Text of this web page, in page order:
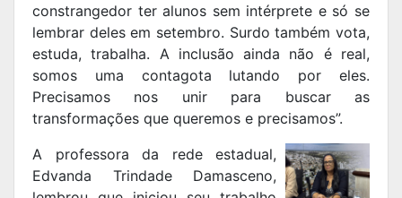
constrangedor ter alunos sem intérprete e só se
lembrar deles em setembro. Surdo também vota,
estuda, trabalha. A inclusão ainda não é real,
somos uma contagota lutando por eles.
Precisamos nos unir para buscar as
transformações que queremos e precisamos”.
A professora da rede estadual,
Edvanda Trindade Damasceno,